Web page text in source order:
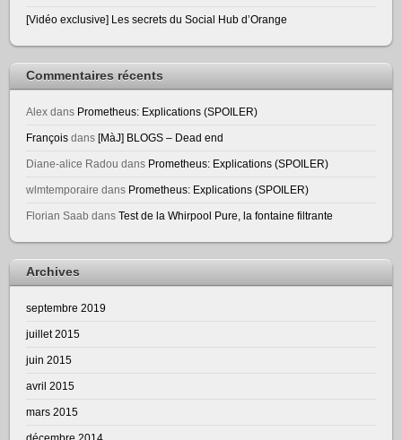
[Vidéo exclusive] Les secrets du Social Hub d’Orange
Commentaires récents
Alex dans Prometheus: Explications (SPOILER)
François dans[MàJ] BLOGS – Dead end
Diane-alice Radou dans Prometheus: Explications (SPOILER)
wlmtemporaire dans Prometheus: Explications (SPOILER)
Florian Saab dansTest de la Whirpool Pure, la fontaine filtrante
Archives
septembre 2019
juillet 2015
juin 2015
avril 2015
mars 2015
décembre 2014